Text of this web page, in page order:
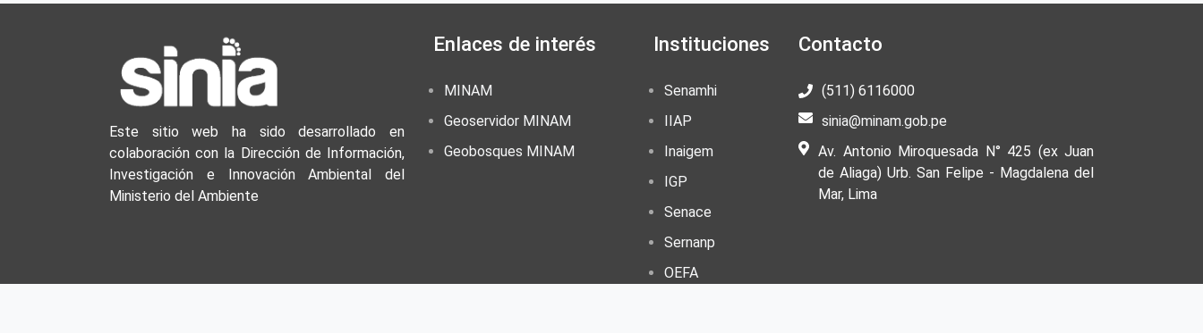
Español
País de origen de la Publicación o Recurso
Derechos de acceso
Acceso irrestricto a todo su contenido
Repositorio de origen
Este sitio web ha sido desarrollado en
colaboración con la Dirección de Información,
Investigación e Innovación Ambiental del
Ministerio del Ambiente
Enlaces de interés
MINAM
Geoservidor MINAM
Geobosques MINAM
Instituciones
Senamhi
IIAP
Inaigem
IGP
Senace
Sernanp
OEFA
Contacto
(511) 6116000
sinia@minam.gob.pe
Av. Antonio Miroquesada N° 425 (ex Juan
de Aliaga) Urb. San Felipe - Magdalena del
Mar, Lima